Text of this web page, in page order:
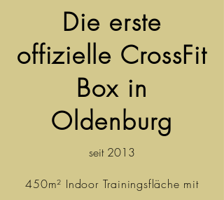
Die erste
offizielle CrossFit
Box in
Oldenburg
seit 2013
​450m² Indoor Trainingsfläche mit